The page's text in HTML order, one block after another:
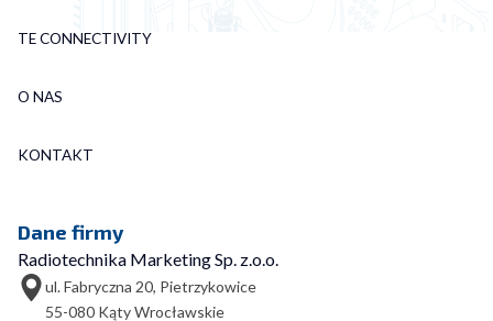
TE CONNECTIVITY
O NAS
KONTAKT
Dane firmy
Radiotechnika Marketing Sp. z.o.o.
ul. Fabryczna 20, Pietrzykowice
55-080 Kąty Wrocławskie